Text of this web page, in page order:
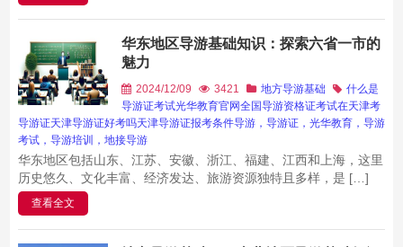
华东地区导游基础知识：探索六省一市的
魅力
2024/12/09 3421 地方导游基础
什么是
导游证考试光华教育官网全国导游资格证考试在天津考
导游证天津导游证好考吗天津导游证报考条件导游，导游证，光华教育，导游
考试，导游培训，地接导游
华东地区包括山东、江苏、安徽、浙江、福建、江西和上海，这里
历史悠久、文化丰富、经济发达、旅游资源独特且多样，是 […]
查看全文